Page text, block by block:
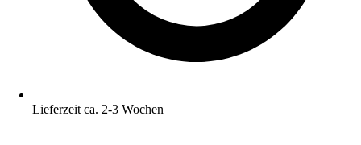
Lieferzeit ca. 2-3 Wochen